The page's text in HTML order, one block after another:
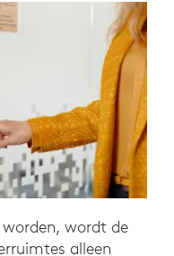
wordt de
alleen